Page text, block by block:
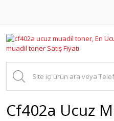
Cf402a Ucuz